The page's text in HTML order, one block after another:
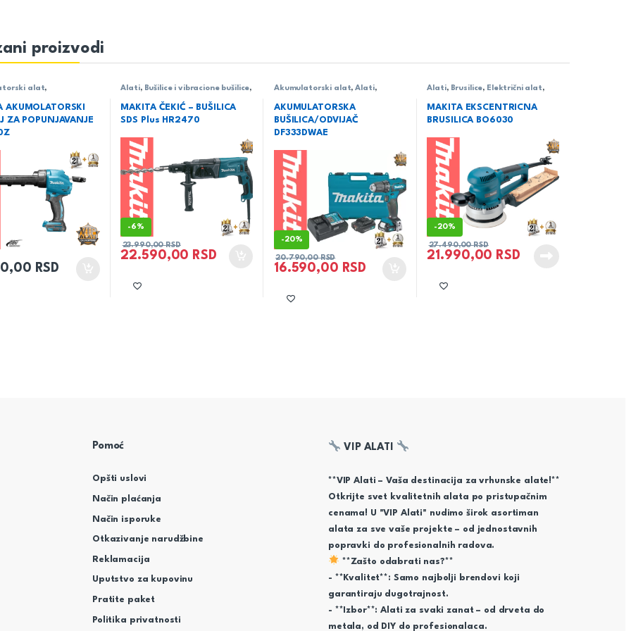
proizvodi
alat,
AKUMOLATORSKI
ZA POPUNJAVANJE
RSD
Alati, Bušilice i vibracione bušilice,
MAKITA ČEKIĆ – BUŠILICA
SDS Plus HR2470
-6%
22.590,00 RSD
23.990,00RSD
Akumulatorski alat,Alati,
AKUMULATORSKA
BUŠILICA/ODVIJAČ
DF333DWAE
-20%
16.590,00 RSD
20.790,00RSD
Alati, Brusilice, Električni alat,
MAKITA EKSCENTRICNA
BRUSILICA BO6030
-20%
21.990,00 RSD
27.490,00RSD
Pomoć
Opšti uslovi
Način plaćanja
Način isporuke
Otkazivanje narudžbine
Reklamacija
Uputstvo za kupovinu
Pratite paket
Politika privatnosti
VIP ALATI
**VIP Alati – Vaša destinacija za vrhunske alate!**
Otkrijte svet kvalitetnih alata po pristupačnim
cenama! U "VIP Alati" nudimo širok asortiman
alata za sve vaše projekte – od jednostavnih
popravki do profesionalnih radova.
**Zašto odabrati nas?**
- **Kvalitet**: Samo najbolji brendovi koji
garantiraju dugotrajnost.
- **Izbor**: Alati za svaki zanat – od drveta do
metala, od DIY do profesionalaca.